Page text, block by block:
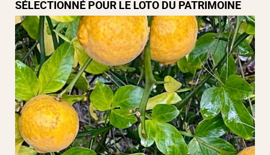
SÉLECTIONNÉ POUR LE LOTO DU PATRIMOINE